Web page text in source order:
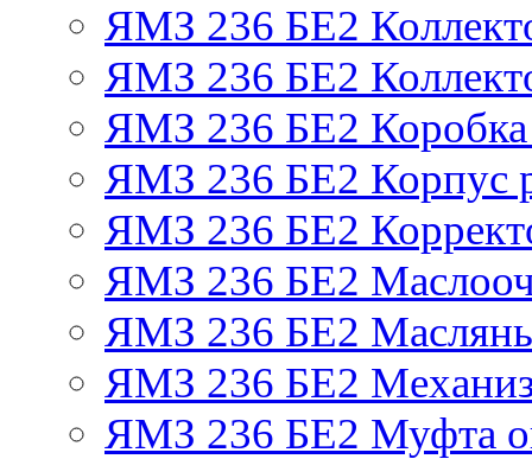
ЯМЗ 236 БЕ2
ЯМЗ 236 БЕ2
ЯМЗ 236 БЕ2 Коробка
ЯМЗ 236 БЕ2 Корпус
ЯМЗ 236 БЕ2
ЯМЗ 236 БЕ2
ЯМЗ 236 БЕ2
ЯМЗ 236 БЕ2
ЯМЗ 236 БЕ2 Муфта